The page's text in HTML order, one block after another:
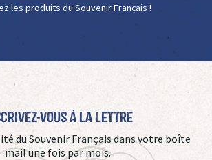
les produits du Souvenir Français !
vous à La Lettre
du Souvenir Français dans votre boîte
mail une fois par mois.